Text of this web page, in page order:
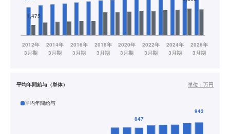
平均年間給与（単体） 単位： 万円
平均年間給与